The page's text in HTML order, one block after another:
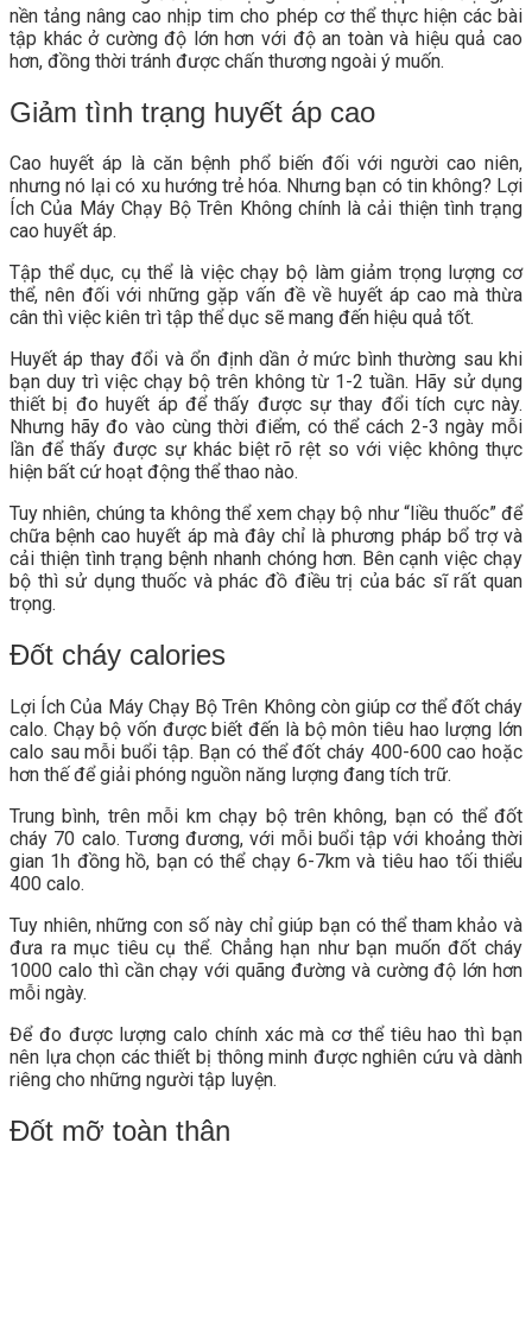
nền tảng nâng cao nhịp tim cho phép cơ thể thực hiện các bài
tập khác ở cường độ lớn hơn với độ an toàn và hiệu quả cao
hơn, đồng thời tránh được chấn thương ngoài ý muốn.
Giảm tình trạng huyết áp cao
Cao huyết áp là căn bệnh phổ biến đối với người cao niên,
nhưng nó lại có xu hướng trẻ hóa. Nhưng bạn có tin không? Lợi
Ích Của Máy Chạy Bộ Trên Không chính là cải thiện tình trạng
cao huyết áp.
Tập thể dục, cụ thể là việc chạy bộ làm giảm trọng lượng cơ
thể, nên đối với những gặp vấn đề về huyết áp cao mà thừa
cân thì việc kiên trì tập thể dục sẽ mang đến hiệu quả tốt.
Huyết áp thay đổi và ổn định dần ở mức bình thường sau khi
bạn duy trì việc chạy bộ trên không từ 1-2 tuần. Hãy sử dụng
thiết bị đo huyết áp để thấy được sự thay đổi tích cực này.
Nhưng hãy đo vào cùng thời điểm, có thể cách 2-3 ngày mỗi
lần để thấy được sự khác biệt rõ rệt so với việc không thực
hiện bất cứ hoạt động thể thao nào.
Tuy nhiên, chúng ta không thể xem chạy bộ như “liều thuốc” để
chữa bệnh cao huyết áp mà đây chỉ là phương pháp bổ trợ và
cải thiện tình trạng bệnh nhanh chóng hơn. Bên cạnh việc chạy
bộ thì sử dụng thuốc và phác đồ điều trị của bác sĩ rất quan
trọng.
Đốt cháy calories
Lợi Ích Của Máy Chạy Bộ Trên Không còn giúp cơ thể đốt cháy
calo. Chạy bộ vốn được biết đến là bộ môn tiêu hao lượng lớn
calo sau mỗi buổi tập. Bạn có thể đốt cháy 400-600 cao hoặc
hơn thế để giải phóng nguồn năng lượng đang tích trữ.
Trung bình, trên mỗi km chạy bộ trên không, bạn có thể đốt
cháy 70 calo. Tương đương, với mỗi buổi tập với khoảng thời
gian 1h đồng hồ, bạn có thể chạy 6-7km và tiêu hao tối thiểu
400 calo.
Tuy nhiên, những con số này chỉ giúp bạn có thể tham khảo và
đưa ra mục tiêu cụ thể. Chẳng hạn như bạn muốn đốt cháy
1000 calo thì cần chạy với quãng đường và cường độ lớn hơn
mỗi ngày.
Để đo được lượng calo chính xác mà cơ thể tiêu hao thì bạn
nên lựa chọn các thiết bị thông minh được nghiên cứu và dành
riêng cho những người tập luyện.
Đốt mỡ toàn thân